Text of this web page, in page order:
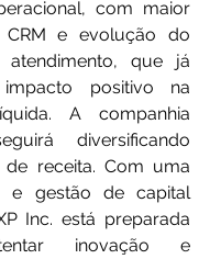
com maior
e evolução do
que já
impacto positivo na
A companhia
diversificando
de receita. Com uma
e gestão de capital
Inc. está preparada
inovação e